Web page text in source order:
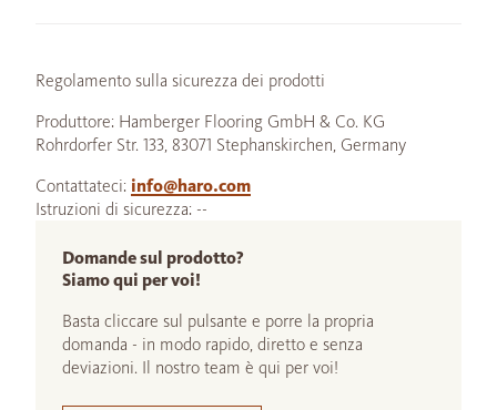
Regolamento sulla sicurezza dei prodotti
Produttore: Hamberger Flooring GmbH & Co. KG
Rohrdorfer Str. 133, 83071 Stephanskirchen, Germany
Contattateci: info@haro.com
Istruzioni di sicurezza: --
Domande sul prodotto?
Siamo qui per voi!
Basta cliccare sul pulsante e porre la propria
domanda - in modo rapido, diretto e senza
deviazioni. Il nostro team è qui per voi!